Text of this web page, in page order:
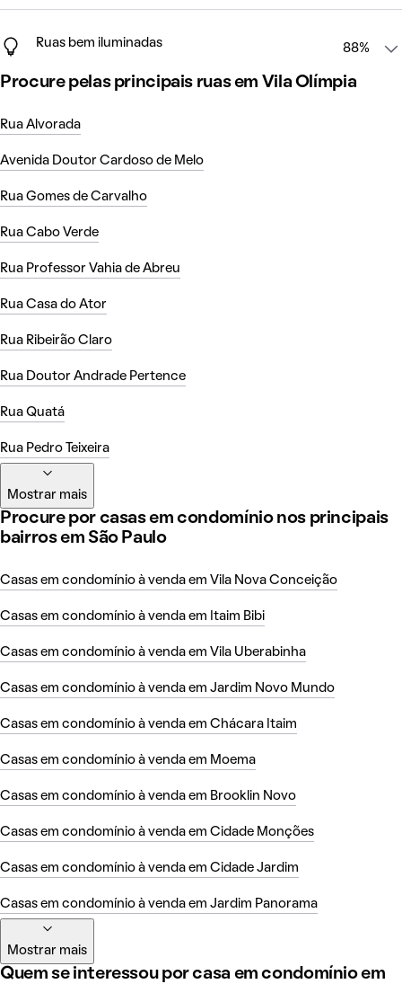
Ruas bem iluminadas 88%
Procure pelas principais ruas em Vila Olímpia
Rua Alvorada
Avenida Doutor Cardoso de Melo
Rua Gomes de Carvalho
Rua Cabo Verde
Rua Professor Vahia de Abreu
Rua Casa do Ator
Rua Ribeirão Claro
Rua Doutor Andrade Pertence
Rua Quatá
Rua Pedro Teixeira
Mostrar mais
Procure por casas em condomínio nos principais
bairros em São Paulo
Casas em condomínio à venda em Vila Nova Conceição
Casas em condomínio à venda em Itaim Bibi
Casas em condomínio à venda em Vila Uberabinha
Casas em condomínio à venda em Jardim Novo Mundo
Casas em condomínio à venda em Chácara Itaim
Casas em condomínio à venda em Moema
Casas em condomínio à venda em Brooklin Novo
Casas em condomínio à venda em Cidade Monções
Casas em condomínio à venda em Cidade Jardim
Casas em condomínio à venda em Jardim Panorama
Mostrar mais
Quem se interessou por casa em condomínio em